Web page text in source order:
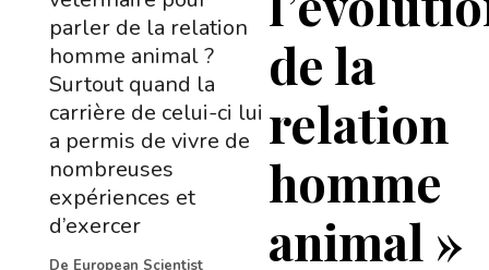
de la
relation
homme
animal »
parler de la relation
homme animal ?
Surtout quand la
carrière de celui-ci lui
a permis de vivre de
nombreuses
expériences et
d’exercer
De European Scientist